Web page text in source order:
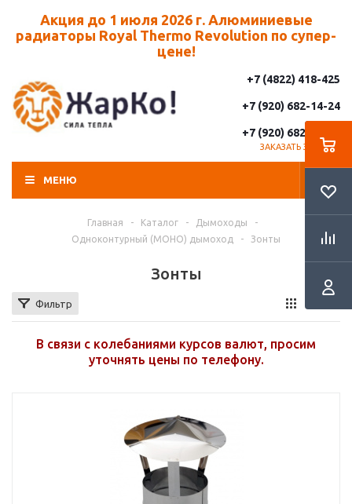
Акция до 1 июля 2026 г. Алюминиевые
радиаторы Royal Thermo Revolution по супер-
цене!
+7 (4822) 418-425
+7 (920) 682-14-24
+7 (920) 682-14-25
ЗАКАЗАТЬ ЗВОНОК
МЕНЮ
Главная - Каталог - Дымоходы
-
Одноконтурный (МОНО) дымоход
- Зонты
Зонты
Фильтр
В связи с колебаниями курсов валют, просим
уточнять цены по телефону.